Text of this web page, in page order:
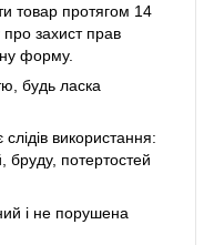
товар протягом 14
про захист прав
форму.
будь ласка
використання:
бруду, потертостей
і не порушена